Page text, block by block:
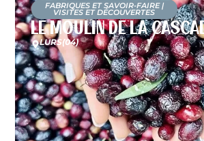
FABRIQUES ET SAVOIR-FAIRE|
VISITES ET DÉCOUVERTES
Le Moulin de la
LURS(04)